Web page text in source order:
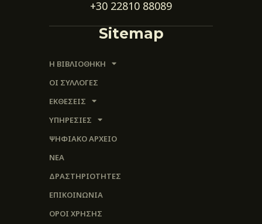
+30 22810 88089
Sitemap
Η ΒΙΒΛΙΟΘΗΚΗ
ΟΙ ΣΥΛΛΟΓΈΣ
ΕΚΘΕΣΕΙΣ
ΥΠΗΡΕΣΙΕΣ
ΨΗΦΙΑΚΌ ΑΡΧΕΊΟ
ΝΕΑ
ΔΡΑΣΤΗΡΙΟΤΗΤΕΣ
ΕΠΙΚΟΙΝΩΝΊΑ
ΌΡΟΙ ΧΡΉΣΗΣ